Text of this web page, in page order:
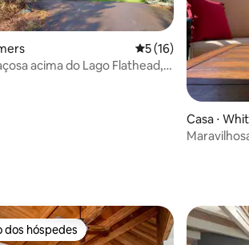
5 de uma avaliação
5 (16)
acima do Lago Flathead,
Casa ⋅
em
dos hóspedes
dos hóspedes